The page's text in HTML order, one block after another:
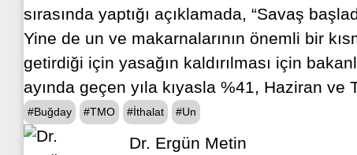
sırasında yaptığı açıklamada, “Savaş
Yine de un ve makarnalarının önemli bir
getirdiği için yasağın kaldırılması için
ayında geçen yıla kıyasla %41, Haziran
#Buğday #TMO #İthalat #Un
Dr. Ergün Metin